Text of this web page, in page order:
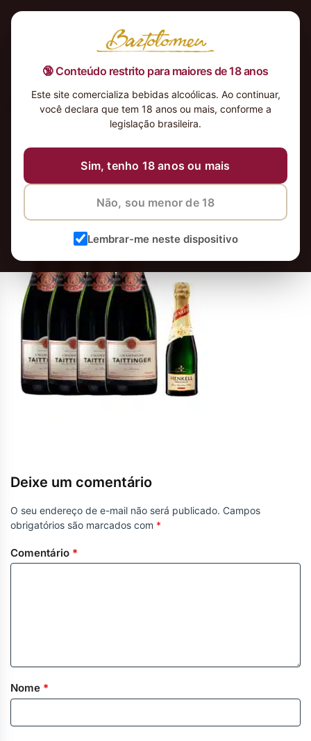
🔞 Conteúdo restrito para maiores de 18 anos
Este site comercializa bebidas alcoólicas. Ao continuar,
você declara que tem 18 anos ou mais, conforme a
legislação brasileira.
Sim, tenho 18 anos ou mais
Não, sou menor de 18
Lembrar-me neste dispositivo
KIT TAITTINGER
Deixe um comentário
O seu endereço de e-mail não será publicado. Campos
obrigatórios são marcados com *
Comentário *
Nome *